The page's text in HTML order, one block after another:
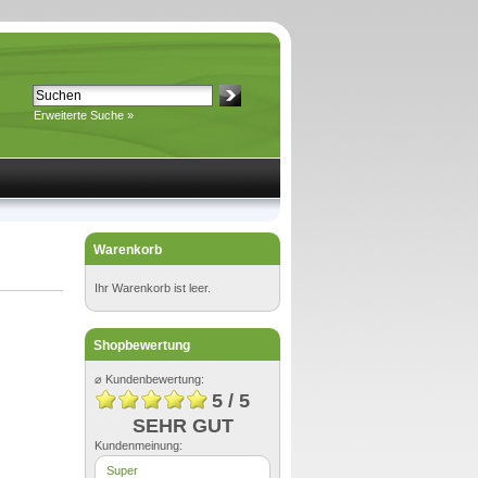
Erweiterte Suche »
Warenkorb
Ihr Warenkorb ist leer.
Shopbewertung
⌀ Kundenbewertung:
5 / 5
SEHR GUT
Kundenmeinung:
Super